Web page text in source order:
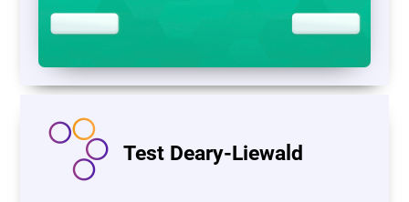
Test Deary-Liewald